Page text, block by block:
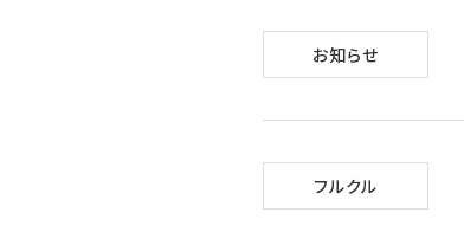
お知らせ
フルクル